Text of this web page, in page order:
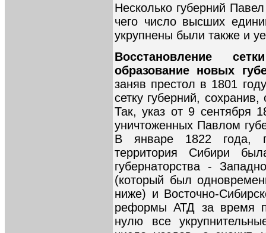
Несколько губерний
чего число высших
укрупнены были также и
Восстановление
образование новых
заняв престол в 1801
сетку губерний,
Так, указ от 9 сентября
уничтоженных Павлом
В январе 1822 года,
территория Сибири
губернаторства -
(который был
ниже) и Восточно-
реформы АТД за время
нулю все